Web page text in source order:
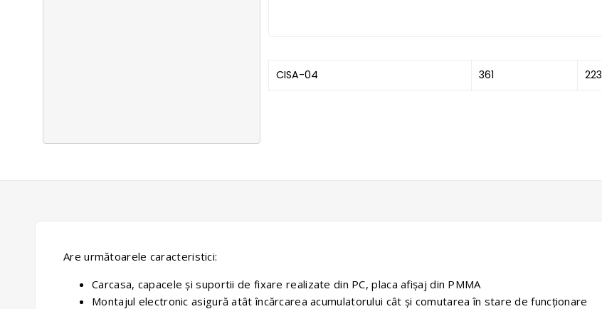
CISA-04 361 223
Are următoarele caracteristici:
Carcasa, capacele şi suportii de fixare realizate din PC, placa afişaj din PMMA
Montajul electronic asigură atât încărcarea acumulatorului cât şi comutarea în stare de funcţionare